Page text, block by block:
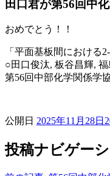
田口君が第56回中
おめでとう！！
「平面基板間における
○田口俊汰, 板谷昌輝,
第56回中部化学関係学
公開日 2025年11月28日
投稿ナビゲー